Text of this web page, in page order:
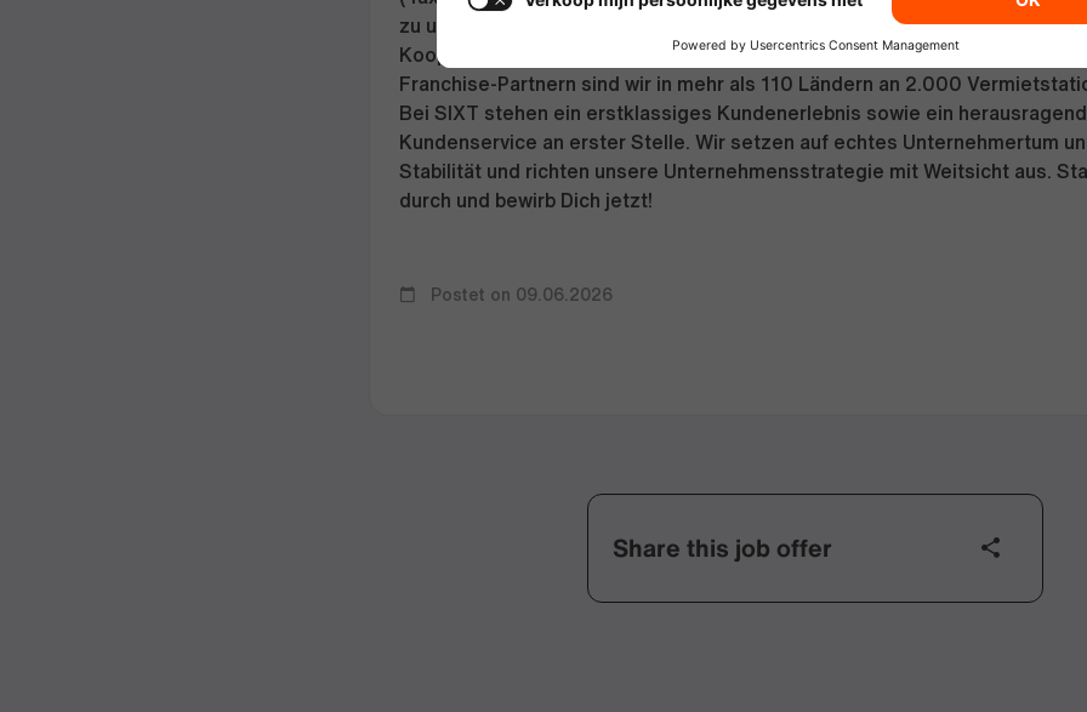
zu unserer Flotte von 350.000 Fahrzeugen, den Services von 4.000
Kooperationspartnern und rund 5 Millionen Fahrern weltweit. Zusammen
Franchise-Partnern sind wir in mehr als 110 Ländern an 2.000
Bei SIXT stehen ein erstklassiges Kundenerlebnis sowie ein
Kundenservice an erster Stelle. Wir setzen auf echtes Unternehmertum
Stabilität und richten unsere Unternehmensstrategie mit Weitsicht aus.
durch und bewirb Dich jetzt!
Postet on 09.06.2026
Share this job offer